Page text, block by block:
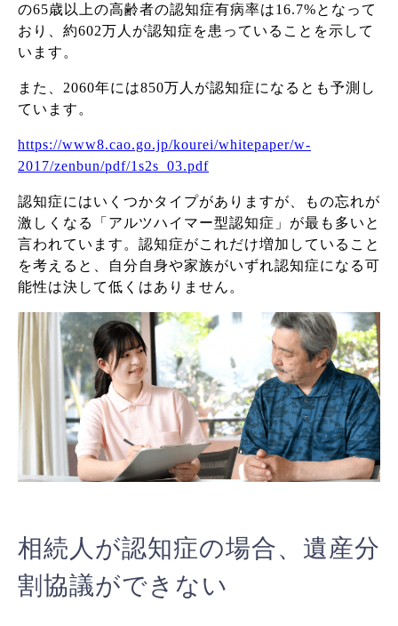
の65歳以上の高齢者の認知症有病率は16.7%となって
おり、約602万人が認知症を患っていることを示して
います。
また、2060年には850万人が認知症になるとも予測し
ています。
https://www8.cao.go.jp/kourei/whitepaper/w-
2017/zenbun/pdf/1s2s_03.pdf
認知症にはいくつかタイプがありますが、もの忘れが
激しくなる「アルツハイマー型認知症」が最も多いと
言われています。 認知症がこれだけ増加していること
を考えると、自分自身や家族がいずれ認知症になる可
能性は決して低くはありません。
相続人が認知症の場合、遺産分
割協議ができない